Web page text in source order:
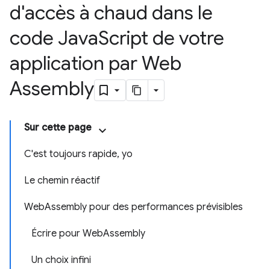
d'accès à chaud dans le
code JavaScript de votre
application par Web
Assembly
Sur cette page
C'est toujours rapide, yo
Le chemin réactif
WebAssembly pour des performances prévisibles
Écrire pour WebAssembly
Un choix infini